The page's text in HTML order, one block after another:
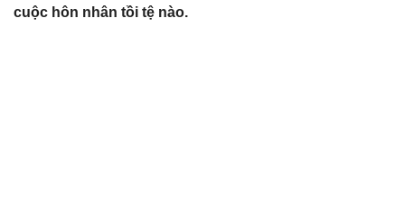
cuộc hôn nhân tồi tệ nào.